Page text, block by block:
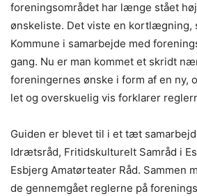
foreningsområdet har længe stået
ønskeliste. Det viste en kortlægning,
Kommune i samarbejde med
gang. Nu er man kommet et skridt
foreningernes ønske i form af en ny,
let og overskuelig vis forklarer
Guiden er blevet til i et tæt
Idrætsråd, Fritidskulturelt Samråd i
Esbjerg Amatørteater Råd. Sammen
de gennemgået reglerne på